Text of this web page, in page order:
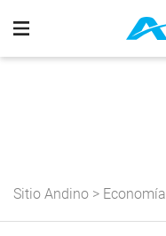
Sitio Andino > Economía